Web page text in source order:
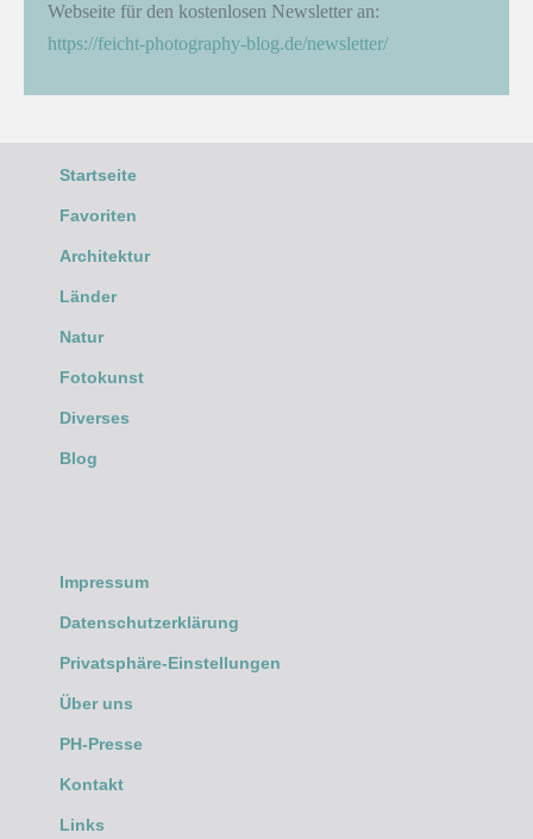
Webseite für den kostenlosen Newsletter an:
https://feicht-photography-blog.de/newsletter/
Startseite
Favoriten
Architektur
Länder
Natur
Fotokunst
Diverses
Blog
Impressum
Datenschutzerklärung
Privatsphäre-Einstellungen
Über uns
PH-Presse
Kontakt
Links